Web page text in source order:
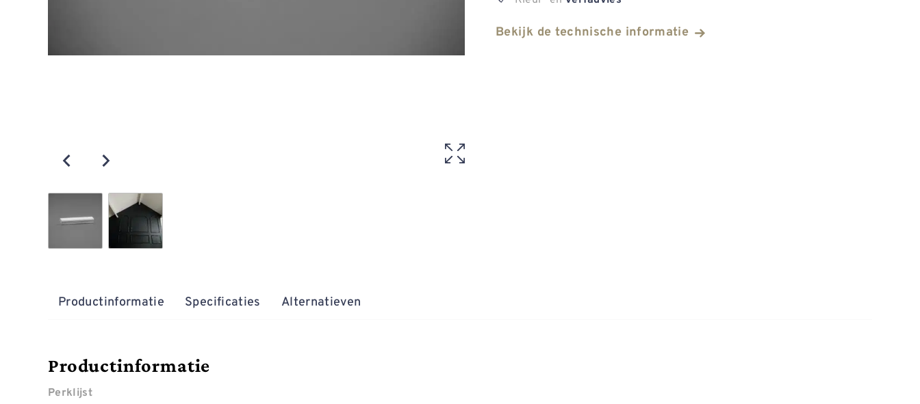
Bekijk de technische informatie
Productinformatie Specificaties Alternatieven
Productinformatie
Perklijst